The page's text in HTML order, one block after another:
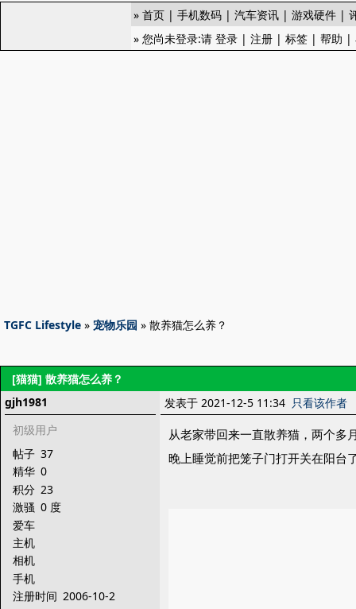
» 首页 | 手机数码 | 汽车资讯 | 游戏硬件 |
» 您尚未登录:请 登录 | 注册 | 标签 | 帮助 |
TGFC Lifestyle » 宠物乐园 » 散养猫怎么养？
[猫猫] 散养猫怎么养？
gjh1981
初级用户
帖子 37
精华 0
积分 23
激骚 0 度
爱车
主机
相机
手机
注册时间 2006-10-2
发表于 2021-12-5 11:34 只看该作者
从老家带回来一直散养猫，两个多
晚上睡觉前把笼子门打开关在阳台